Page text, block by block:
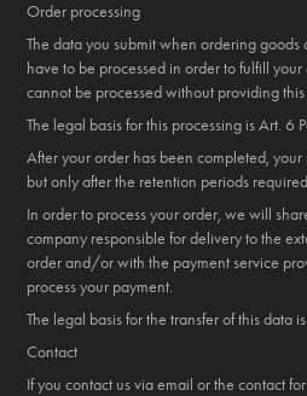
Order processing
The data you submit when ordering
have to be processed in order to fulfill
cannot be processed without providing this
The legal basis for this processing is Art. 6
After your order has been completed,
but only after the retention periods
In order to process your order, we will
company responsible for delivery to the
order and/or with the payment service
process your payment.
The legal basis for the transfer of this data
Contact
If you contact us via email or the contact